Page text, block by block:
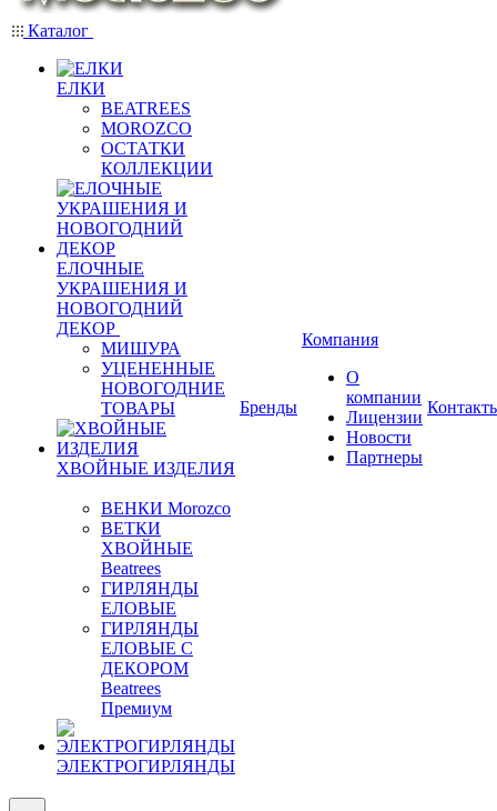
Каталог
ЕЛКИ
BEATREES
MOROZCO
ОСТАТКИ
КОЛЛЕКЦИИ
ЕЛОЧНЫЕ
УКРАШЕНИЯ И
НОВОГОДНИЙ
ДЕКОР
МИШУРА
УЦЕНЕННЫЕ
НОВОГОДНИЕ
ТОВАРЫ
ХВОЙНЫЕ ИЗДЕЛИЯ
ВЕНКИ Morozco
ВЕТКИ
ХВОЙНЫЕ
Beatrees
ГИРЛЯНДЫ
ЕЛОВЫЕ
ГИРЛЯНДЫ
ЕЛОВЫЕ С
ДЕКОРОМ
Beatrees
Премиум
ЭЛЕКТРОГИРЛЯНДЫ
Бренды
Компания
О
компании
Лицензии
Новости
Партнеры